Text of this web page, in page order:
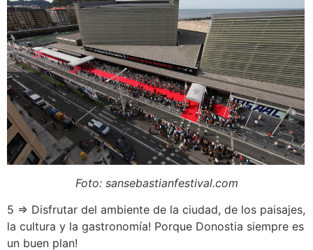
Foto: sansebastianfestival.com
5 ⇒ Disfrutar del ambiente de la ciudad, de los paisajes,
la cultura y la gastronomía! Porque Donostia siempre es
un buen plan!